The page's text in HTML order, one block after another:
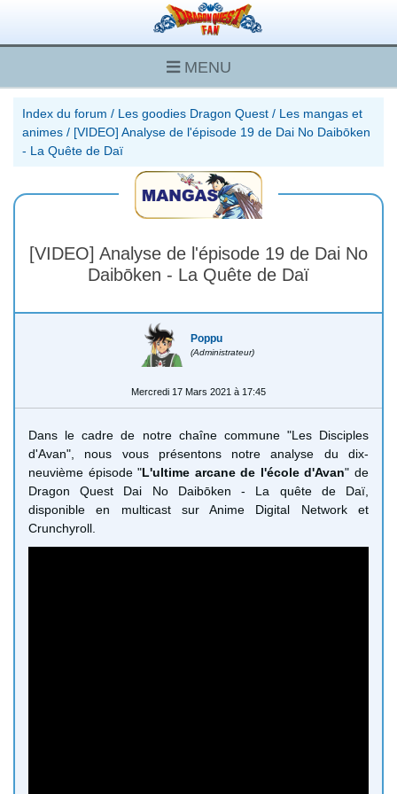
MENU
Index du forum / Les goodies Dragon Quest / Les mangas et
animes / [VIDEO] Analyse de l'épisode 19 de Dai No Daibōken
- La Quête de Daï
[VIDEO] Analyse de l'épisode 19 de Dai No
Daibōken - La Quête de Daï
Poppu
(Administrateur)
Mercredi 17 Mars 2021 à 17:45
Dans le cadre de notre chaîne commune "Les Disciples
d'Avan", nous vous présentons notre analyse du dix-
neuvième épisode "L'ultime arcane de l'école d'Avan" de
Dragon Quest Dai No Daibōken - La quête de Daï,
disponible en multicast sur Anime Digital Network et
Crunchyroll.